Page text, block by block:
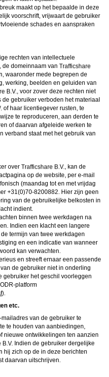
maakt op het bepaalde in deze
voorschrift, vrijwaart de gebruiker
schades en aanspraken
rechten van intellectuele
de domeinnaam van
waaronder mede begrepen de
werking, beelden en geluiden van
, voor zover deze rechten niet
gebruiker verboden het materiaal
of haar licentiegever rusten, te
te reproduceren, aan derden te
of daarvan afgeleide werken te
verband staat met het gebruik van
over
, kan de
op de website, per e-mail
(maandag tot en met vrijdag
+31(0)70-8200882. Hier zijn geen
van de gebruikelijke belkosten in
indient.
binnen twee werkdagen na
Indien een klacht een langere
termijn van twee werkdagen
en een indicatie van wanneer
kan verwachten.
en streeft ernaar een passende
de gebruiker niet in onderling
gebruiker het geschil voorleggen
platform
).
etc.
van de gebruiker te
te houden van aanbiedingen,
nieuwe ontwikkelingen ten aanzien
Indien de gebruiker dergelijke
hij zich op de in deze berichten
daarvan uitschrijven.